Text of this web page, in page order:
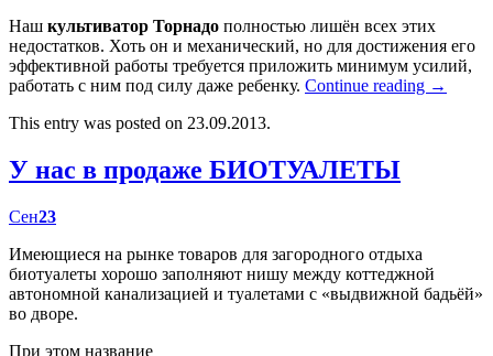
Наш культиватор Торнадо полностью лишён всех этих
недостатков. Хоть он и механический, но для достижения его
эффективной работы требуется приложить минимум усилий,
работать с ним под силу даже ребенку. Continue reading →
This entry was posted on 23.09.2013.
У нас в продаже БИОТУАЛЕТЫ
Сен23
Имеющиеся на рынке товаров для загородного отдыха
биотуалеты хорошо заполняют нишу между коттеджной
автономной канализацией и туалетами с «выдвижной бадьёй»
во дворе.
При этом название